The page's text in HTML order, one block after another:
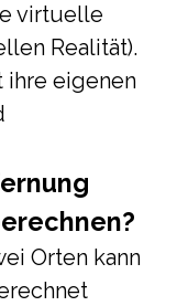
virtuelle
Realität).
ihre eigenen
Orten kann